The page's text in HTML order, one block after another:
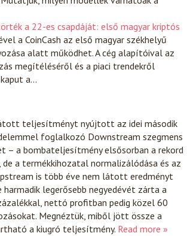
a 22-es csapdáját: első magyar kriptós
a CoinCash az első magyar székhelyű
alatt működhet. A cég alapítóival az
megítéléséről és a piaci trendekről
a…
teljesítményt nyújtott az idei második
foglalkozó Downstream szegmens
– a bombateljesítmény elsősorban a rekord
a termékkihozatal normalizálódása és az
is több éve nem látott eredményt
legerősebb negyedévét zárta a
nettó profitban pedig közel 60
Megnéztük, miből jött össze a
a kiugró teljesítmény. Read more »